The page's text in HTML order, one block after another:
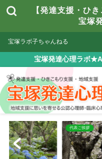
【発達支援・ひ
宝塚
宝塚ラボ子ちゃんねる
宝塚発達心理ラボ
代表ご挨拶